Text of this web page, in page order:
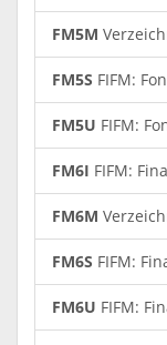
FM5M
FM5S FIFM:
FM5U FIFM:
FM6I FIFM:
FM6M
FM6S FIFM:
FM6U FIFM: